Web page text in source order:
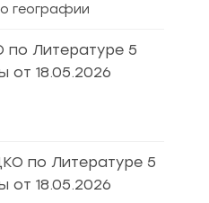
географии
Литературе 5
от 18.05.2026
по Литературе 5
от 18.05.2026